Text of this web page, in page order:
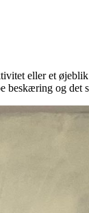
eller et
beskæring og det